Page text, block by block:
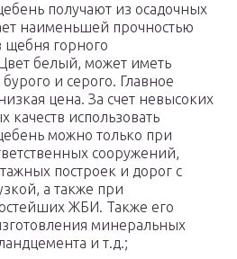
получают из осадочных
наименьшей прочностью
щебня горного
белый, может иметь
и серого. Главное
цена. За счет невысоких
качеств использовать
можно только при
сооружений,
построек и дорог с
а также при
ЖБИ. Также его
минеральных
и т.д.;